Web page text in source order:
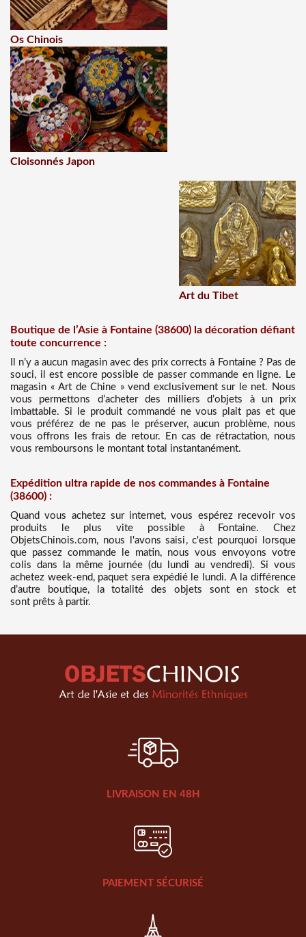
Os Chinois
Cloisonnés Japon
Art du Tibet
Boutique de l’Asie à Fontaine (38600) la décoration défiant
toute concurrence :
Il n’y a aucun magasin avec des prix corrects à Fontaine ? Pas de
souci, il est encore possible de passer commande en ligne. Le
magasin « Art de Chine » vend exclusivement sur le net. Nous
vous permettons d’acheter des milliers d’objets à un prix
imbattable. Si le produit commandé ne vous plait pas et que
vous préférez de ne pas le préserver, aucun problème, nous
vous offrons les frais de retour. En cas de rétractation, nous
vous remboursons le montant total instantanément.
Expédition ultra rapide de nos commandes à Fontaine
(38600) :
Quand vous achetez sur internet, vous espérez recevoir vos
produits le plus vite possible à Fontaine. Chez
ObjetsChinois.com, nous l'avons saisi, c'est pourquoi lorsque
que passez commande le matin, nous vous envoyons votre
colis dans la même journée (du lundi au vendredi). Si vous
achetez week-end, paquet sera expédié le lundi. A la différence
d’autre boutique, la totalité des objets sont en stock et
sont prêts à partir.
LIVRAISON EN 48H
PAIEMENT SÉCURISÉ